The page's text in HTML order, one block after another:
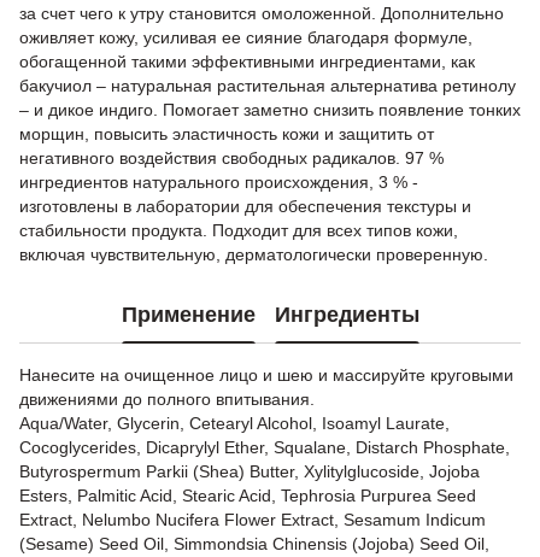
за счет чего к утру становится омоложенной. Дополнительно
оживляет кожу, усиливая ее сияние благодаря формуле,
обогащенной такими эффективными ингредиентами, как
бакучиол – натуральная растительная альтернатива ретинолу
– и дикое индиго. Помогает заметно снизить появление тонких
морщин, повысить эластичность кожи и защитить от
негативного воздействия свободных радикалов. 97 %
ингредиентов натурального происхождения, 3 % -
изготовлены в лаборатории для обеспечения текстуры и
стабильности продукта. Подходит для всех типов кожи,
включая чувствительную, дерматологически проверенную.
Применение Ингредиенты
Нанесите на очищенное лицо и шею и массируйте круговыми
движениями до полного впитывания.
Aqua/Water, Glycerin, Cetearyl Alcohol, Isoamyl Laurate,
Cocoglycerides, Dicaprylyl Ether, Squalane, Distarch Phosphate,
Butyrospermum Parkii (Shea) Butter, Xylitylglucoside, Jojoba
Esters, Palmitic Acid, Stearic Acid, Tephrosia Purpurea Seed
Extract, Nelumbo Nucifera Flower Extract, Sesamum Indicum
(Sesame) Seed Oil, Simmondsia Chinensis (Jojoba) Seed Oil,